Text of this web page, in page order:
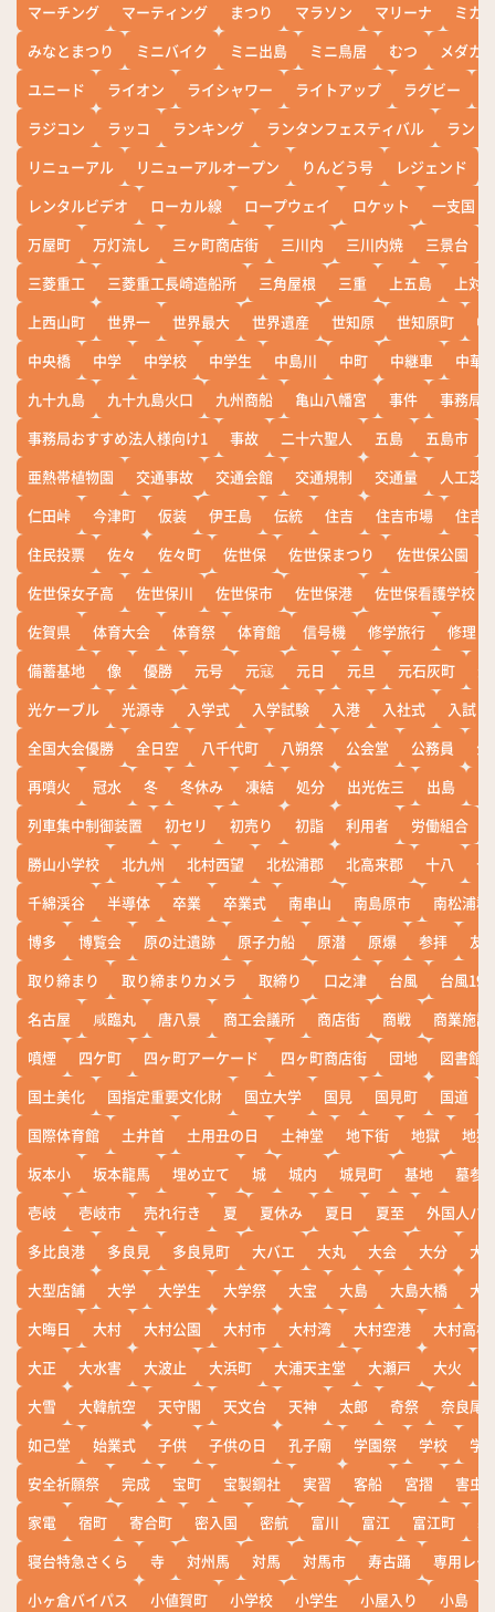
マーチング
マーティング まつり マラソン マリーナ
ミカ
みなとまつり
ミニバイク ミニ出島 ミニ鳥居 むつ
メダカ
ユニード
ライオン ライシャワー ライトアップ ラグビー
ラジコン
ラッコ ランキング ランタンフェスティバル
ランド
リニューアル
リニューアルオープン りんどう号 レジェンド
レンタルビデオ
ローカル線 ロープウェイ ロケット
一支国
万屋町
万灯流し 三ヶ町商店街 三川内 三川内焼 三景台
三菱重工
三菱重工長崎造船所 三角屋根 三重 上五島
上対
上西山町
世界一 世界最大 世界遺産 世知原 世知原町
中
中央橋
中学 中学校 中学生 中島川 中町 中継車
中華
九十九島
九十九島火口 九州商船 亀山八幡宮 事件
事務局
事務局おすすめ法人様向け1
事故 二十六聖人 五島 五島市
亜熱帯植物園
交通事故 交通会館 交通規制 交通量
人工芝
仁田峠
今津町 仮装 伊王島 伝統 住吉 住吉市場
住吉
住民投票
佐々 佐々町 佐世保 佐世保まつり 佐世保公園
佐世保女子高
佐世保川 佐世保市 佐世保港
佐世保看護学校
佐賀県
体育大会 体育祭 体育館 信号機 修学旅行
修理
備蓄基地
像 優勝 元号 元寇 元日 元旦 元石灰町
光ケーブル
光源寺 入学式 入学試験 入港 入社式
入試
全国大会優勝
全日空 八千代町 八朔祭 公会堂 公務員
公
再噴火
冠水 冬 冬休み 凍結 処分 出光佐三 出島
列車集中制御装置
初セリ 初売り 初詣 利用者 労働組合
勝山小学校
北九州 北村西望 北松浦郡 北高来郡 十八
十
千綿渓谷
半導体 卒業 卒業式 南串山 南島原市
南松浦郡
博多
博覧会 原の辻遺跡 原子力船 原潜 原爆 参拝
友
取り締まり
取り締まりカメラ 取締り 口之津 台風
台風19
名古屋
咸臨丸 唐八景 商工会議所 商店街 商戦
商業施設
噴煙
四ケ町 四ヶ町アーケード 四ヶ町商店街 団地
図書館
国土美化
国指定重要文化財 国立大学 国見 国見町 国道
国際体育館
土井首 土用丑の日 土神堂 地下街 地獄
地獄
坂本小
坂本龍馬 埋め立て 城 城内 城見町 基地
墓参
壱岐
壱岐市 売れ行き 夏 夏休み 夏日 夏至
外国人バ
多比良港
多良見 多良見町 大バエ 大丸 大会 大分
大
大型店舗
大学 大学生 大学祭 大宝 大島 大島大橋
大
大晦日
大村 大村公園 大村市 大村湾 大村空港
大村高校
大正
大水害 大波止 大浜町 大浦天主堂 大瀬戸 大火
大雪
大韓航空 天守閣 天文台 天神 太郎 奇祭
奈良尾
如己堂
始業式 子供 子供の日 孔子廟 学園祭 学校
学
安全祈願祭
完成 宝町 宝製鋼社 実習 客船 宮摺
害虫
家電
宿町 寄合町 密入国 密航 富川 富江 富江町
寝台特急さくら
寺 対州馬 対馬 対馬市 寿古踊
専用レー
小ヶ倉バイパス
小値賀町 小学校 小学生 小屋入り 小島